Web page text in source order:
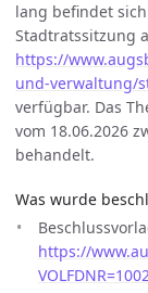
lang befindet
Stadtratssitzung
https://
und-verwaltung/
verfügbar. Das
vom 18.06.2026
behandelt.
Was wurde
https://